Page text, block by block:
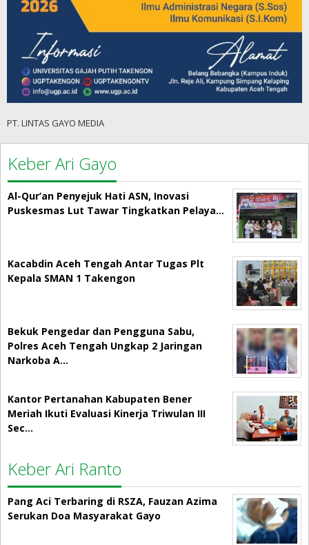
PT. LINTAS GAYO MEDIA
Keber Ari Gayo
Al-Qur’an Penyejuk Hati ASN, Inovasi
Puskesmas Lut Tawar Tingkatkan Pelaya…
Kacabdin Aceh Tengah Antar Tugas Plt
Kepala SMAN 1 Takengon
Bekuk Pengedar dan Pengguna Sabu,
Polres Aceh Tengah Ungkap 2 Jaringan
Narkoba A…
Kantor Pertanahan Kabupaten Bener
Meriah Ikuti Evaluasi Kinerja Triwulan III
Sec…
Keber Ari Ranto
Pang Aci Terbaring di RSZA, Fauzan Azima
Serukan Doa Masyarakat Gayo